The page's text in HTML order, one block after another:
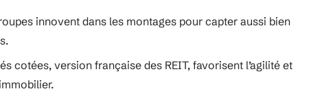
innovent dans les montages pour capter aussi bien
cotées, version française des REIT, favorisent l’agilité et